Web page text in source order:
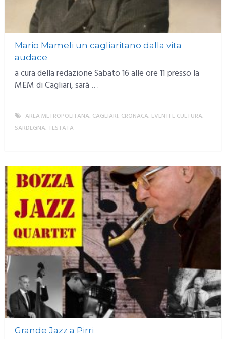
Mario Mameli un cagliaritano dalla vita
audace
a cura della redazione Sabato 16 alle ore 11 presso la
MEM di Cagliari, sarà …
AREA METROPOLITANA, CAGLIARI, CRONACA, EVENTI E CULTURA,
SARDEGNA, TESTATA
Grande Jazz a Pirri